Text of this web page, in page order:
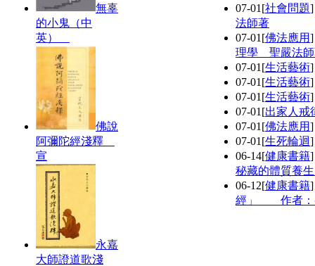
無辜
的小鬼（中
英）
佛說
阿彌陀經淺釋
宣
永嘉
大師證道歌淺
07-01 [社會問題
法師著
07-01 [佛法應用
理學 聖嚴法
07-01 [生活藝術
07-01 [生活藝術
07-01 [生活藝術
07-01 [出家人戒
07-01 [佛法應用
07-01 [生死輪迴
06-14[健康書籍
秘藏的體質養
06-12[健康書籍
經」 作者：